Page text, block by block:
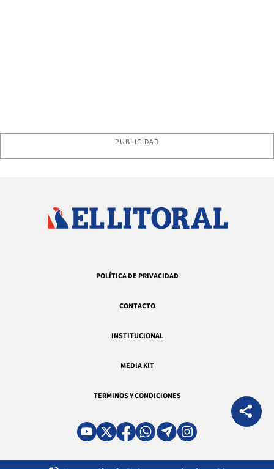
PUBLICIDAD
POLÍTICA DE PRIVACIDAD
CONTACTO
INSTITUCIONAL
MEDIA KIT
TERMINOS Y CONDICIONES